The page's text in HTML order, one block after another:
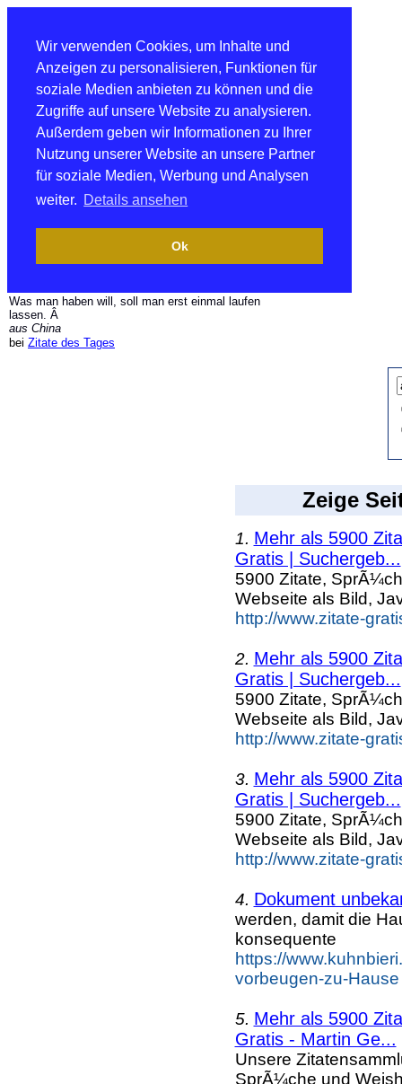
Wir verwenden Cookies, um Inhalte und
Anzeigen zu personalisieren, Funktionen für
soziale Medien anbieten zu können und die
Zugriffe auf unsere Website zu analysieren.
Außerdem geben wir Informationen zu Ihrer
Nutzung unserer Website an unsere Partner
für soziale Medien, Werbung und Analysen
weiter. Details ansehen
Ok
Was man haben will, soll man erst einmal laufen
lassen. Â
aus China
bei Zitate des Tages
Zeige
1. Mehr als 5900
Gratis | Suchergeb...
5900 Zitate,
Webseite als Bild,
http://www.zitate-
2. Mehr als 5900
Gratis | Suchergeb...
5900 Zitate,
Webseite als Bild,
http://www.zitate-
3. Mehr als 5900
Gratis | Suchergeb...
5900 Zitate,
Webseite als Bild,
http://www.zitate-
4. Dokument
werden, damit die
konsequente
https://
vorbeugen-zu-
5. Mehr als 5900
Gratis - Martin Ge...
Unsere
SprÃ¼che und